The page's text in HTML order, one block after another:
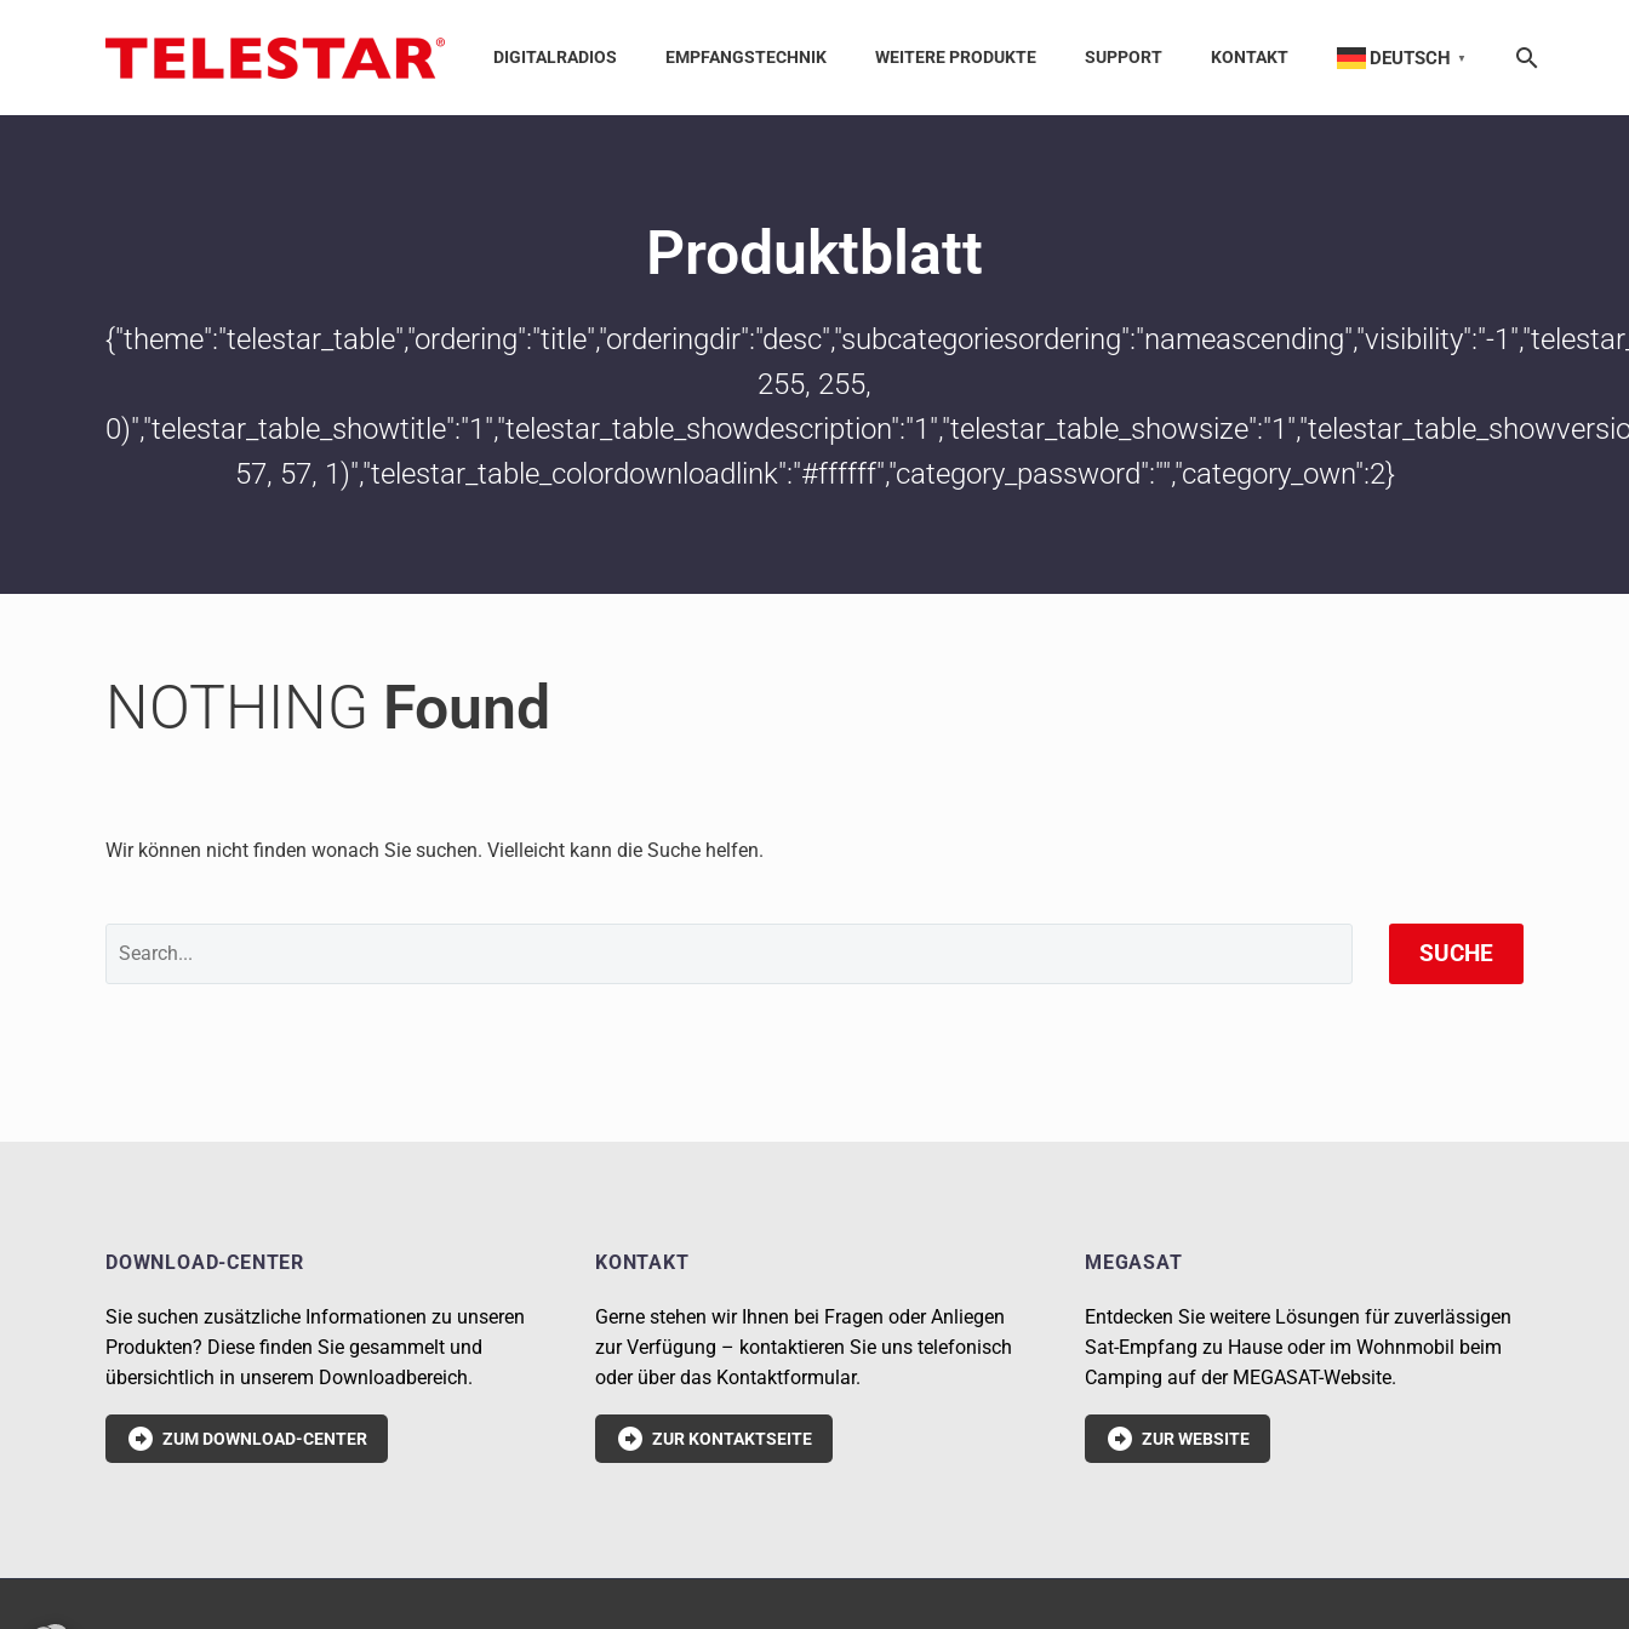
DIGITALRADIOS EMPFANGSTECHNIK WEITERE PRODUKTE SUPPORT KONTAKT DEUTSCH ▼
Produktblatt
{"theme":"telestar_table","ordering":"title","orderingdir":"desc","subcategoriesordering":"nameascending","visibility":"-
255, 255,
57, 57, 1)","telestar_table_colordownloadlink":"#ffffff","category_password":"","category_own":2}
NOTHING Found
Wir können nicht finden wonach Sie suchen. Vielleicht kann die Suche helfen.
SUCHE
DOWNLOAD-CENTER
Sie suchen zusätzliche Informationen zu unseren
Produkten? Diese finden Sie gesammelt und
übersichtlich in unserem Downloadbereich.
 ZUM DOWNLOAD-CENTER
KONTAKT
Gerne stehen wir Ihnen bei Fragen oder Anliegen
zur Verfügung – kontaktieren Sie uns telefonisch
oder über das Kontaktformular.
 ZUR KONTAKTSEITE
MEGASAT
Entdecken Sie weitere Lösungen für zuverlässigen
Sat-Empfang zu Hause oder im Wohnmobil beim
Camping auf der MEGASAT-Website.
 ZUR WEBSITE